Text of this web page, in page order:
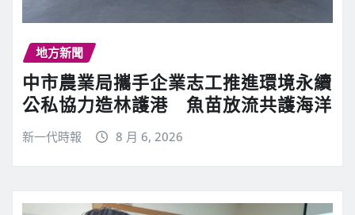
地方新聞
中市農業局攜手企業志工推進環境永續
公私協力造林護港 魚苗放流共護海洋
新一代時報 8 月 6, 2026